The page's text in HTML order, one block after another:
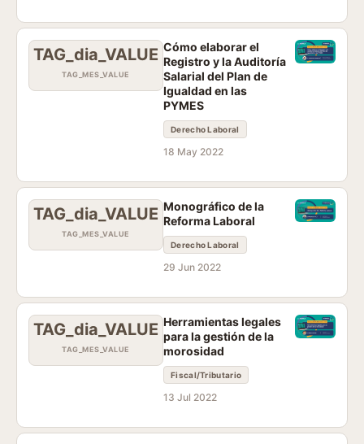
TAG_dia_VALUE
TAG_MES_VALUE
Cómo elaborar el
Registro y la Auditoría
Salarial del Plan de
Igualdad en las
PYMES
Derecho Laboral
18 May 2022
TAG_dia_VALUE
TAG_MES_VALUE
Monográfico de la
Reforma Laboral
Derecho Laboral
29 Jun 2022
TAG_dia_VALUE
TAG_MES_VALUE
Herramientas legales
para la gestión de la
morosidad
Fiscal/Tributario
13 Jul 2022